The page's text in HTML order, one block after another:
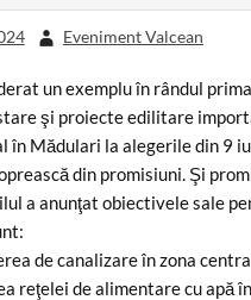
Eveniment Valcean
un exemplu în rândul
şi proiecte edilitare
în Mădulari la alegerile din 9
din promisiuni. Şi
a anunţat obiectivele sale
de canalizare în zona
reţelei de alimentare cu apă